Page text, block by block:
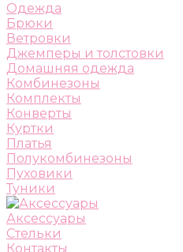
Одежда
Брюки
Ветровки
Джемперы и толстовки
Домашняя одежда
Комбинезоны
Комплекты
Конверты
Куртки
Платья
Полукомбинезоны
Пуховики
Туники
Аксессуары
Стельки
Контакты